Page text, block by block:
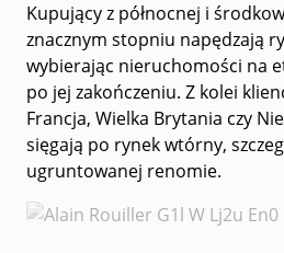
Kupujący z północnej i
znacznym stopniu napędzają
wybierając nieruchomości na
po jej zakończeniu. Z kolei
Francja, Wielka Brytania czy
sięgają po rynek wtórny,
ugruntowanej renomie.